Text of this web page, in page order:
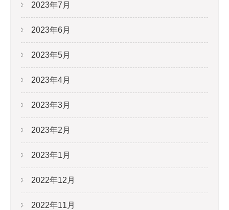
2023年7月
2023年6月
2023年5月
2023年4月
2023年3月
2023年2月
2023年1月
2022年12月
2022年11月